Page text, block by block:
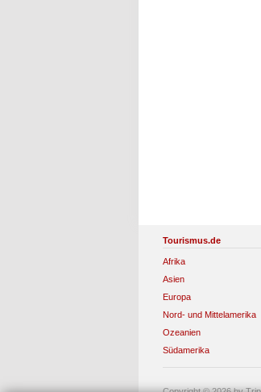
Tourismus.de
Afrika
Asien
Europa
Nord- und Mittelamerika
Ozeanien
Südamerika